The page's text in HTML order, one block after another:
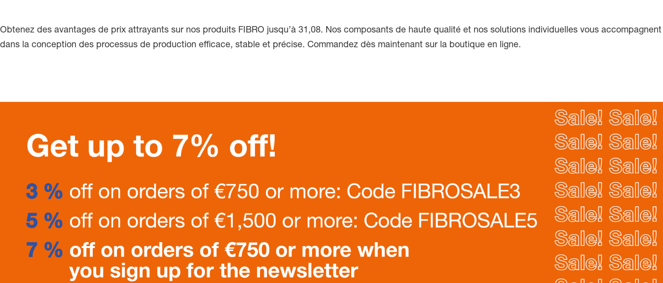
Obtenez des avantages de prix attrayants sur nos produits FIBRO jusqu’à 31,08. Nos composants de haute qualité et nos solutions individuelles vous accompagnent
dans la conception des processus de production efficace, stable et précise. Commandez dès maintenant sur la boutique en ligne.